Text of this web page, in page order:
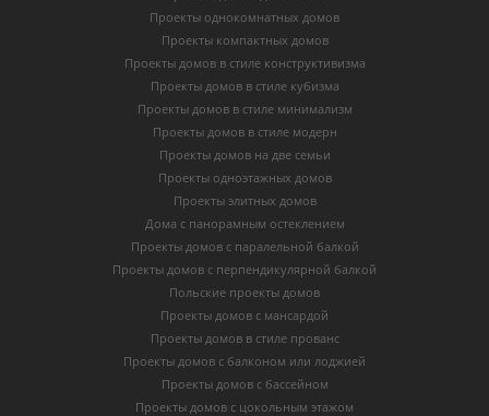
Проекты однокомнатных домов
Проекты компактных домов
Проекты домов в стиле конструктивизма
Проекты домов в стиле кубизма
Проекты домов в стиле минимализм
Проекты домов в стиле модерн
Проекты домов на две семьи
Проекты одноэтажных домов
Проекты элитных домов
Дома с панорамным остеклением
Проекты домов с паралельной балкой
Проекты домов с перпендикулярной балкой
Польские проекты домов
Проекты домов с мансардой
Проекты домов в стиле прованс
Проекты домов с балконом или лоджией
Проекты домов с бассейном
Проекты домов с цокольным этажом